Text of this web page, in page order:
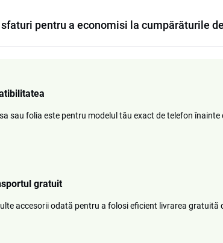
pentru a economisi la cumpărăturile
sau folia este pentru modelul tău exact de telefon înainte
gratuit
accesorii odată pentru a folosi eficient livrarea gratuită